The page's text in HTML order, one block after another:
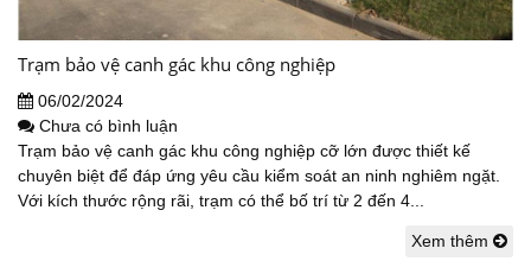
Trạm bảo vệ canh gác khu công nghiệp
06/02/2024
Chưa có bình luận
Trạm bảo vệ canh gác khu công nghiệp cỡ lớn được thiết kế
chuyên biệt để đáp ứng yêu cầu kiểm soát an ninh nghiêm ngặt.
Với kích thước rộng rãi, trạm có thể bố trí từ 2 đến 4...
Xem thêm